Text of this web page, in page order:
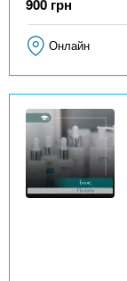
900 грн
Онлайн